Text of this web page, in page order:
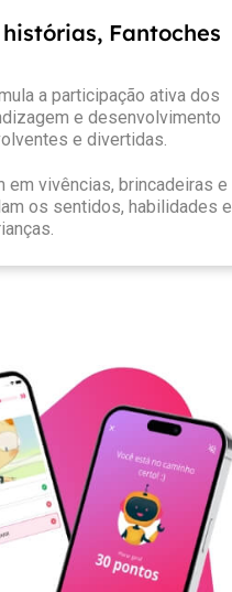
Fantoches
a participação ativa dos
e desenvolvimento
e divertidas.
vivências, brincadeiras e
os sentidos, habilidades e